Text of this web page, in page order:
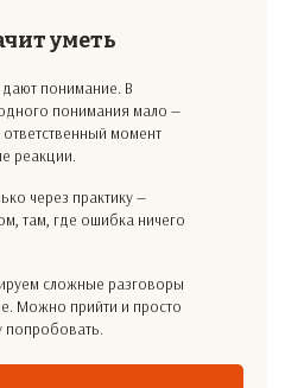
уметь
дают понимание. В
понимания мало —
момент
реакции.
через практику —
там, где ошибка ничего
сложные разговоры
Можно прийти и просто
попробовать.